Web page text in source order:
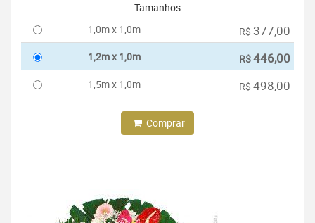
Tamanhos
1,0m x 1,0m
R$ 377,00
1,2m x 1,0m R$446,00
1,5m x 1,0m R$ 498,00
Comprar